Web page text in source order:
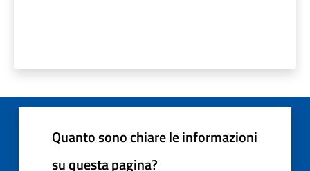
Quanto sono chiare le informazioni
su questa pagina?